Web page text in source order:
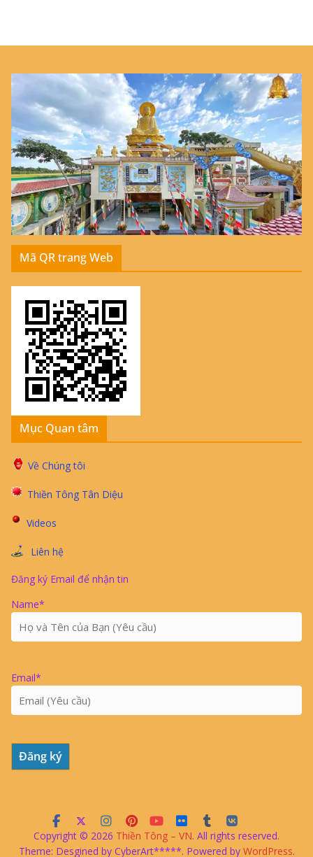
Mã QR trang Web
Mục Quan tâm
Về Chúng tôi
Thiền Tông Tân Diệu
Videos
Liên hệ
Đăng ký Email để nhận tin
Name*
Email*
Copyright © 2026 Thiền Tông – VN. All rights reserved.
Theme: Desgined by CyberArt*****. Powered by WordPress.